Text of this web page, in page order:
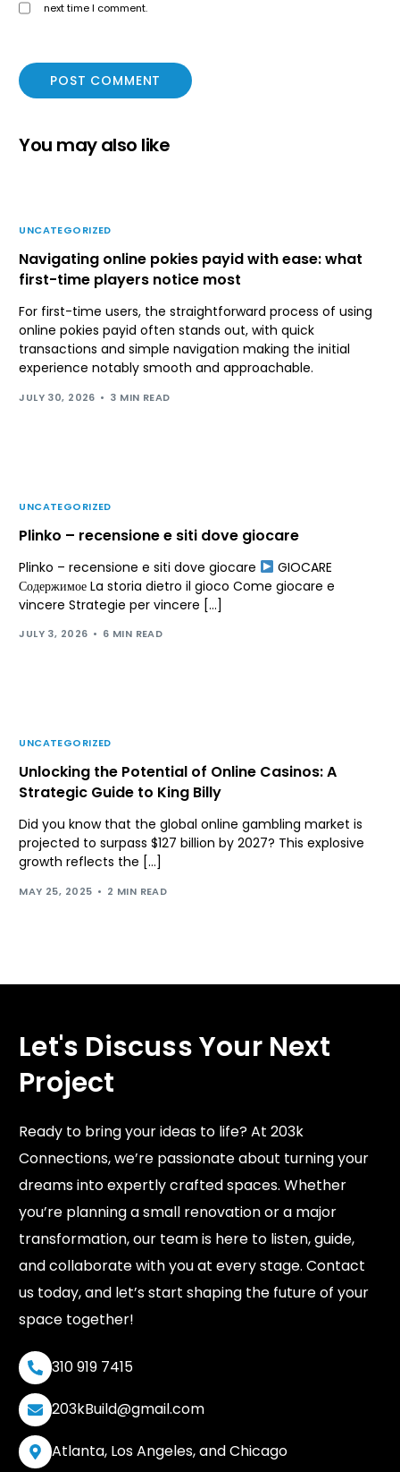
next time I comment.
You may also like
UNCATEGORIZED
Navigating online pokies payid with ease: what
first-time players notice most
For first-time users, the straightforward process of using
online pokies payid often stands out, with quick
transactions and simple navigation making the initial
experience notably smooth and approachable.
JULY 30, 2026 3 MIN READ
UNCATEGORIZED
Plinko – recensione e siti dove giocare
Plinko – recensione e siti dove giocare
GIOCARE
Содержимое La storia dietro il gioco Come giocare e
vincere Strategie per vincere […]
JULY 3, 2026 6 MIN READ
UNCATEGORIZED
Unlocking the Potential of Online Casinos: A
Strategic Guide to King Billy
Did you know that the global online gambling market is
projected to surpass $127 billion by 2027? This explosive
growth reflects the […]
MAY 25, 2025 2 MIN READ
Let's Discuss Your Next
Project
Ready to bring your ideas to life? At 203k
Connections, we’re passionate about turning your
dreams into expertly crafted spaces. Whether
you’re planning a small renovation or a major
transformation, our team is here to listen, guide,
and collaborate with you at every stage. Contact
us today, and let’s start shaping the future of your
space together!
310 919 7415
203kBuild@gmail.com
Atlanta, Los Angeles, and Chicago